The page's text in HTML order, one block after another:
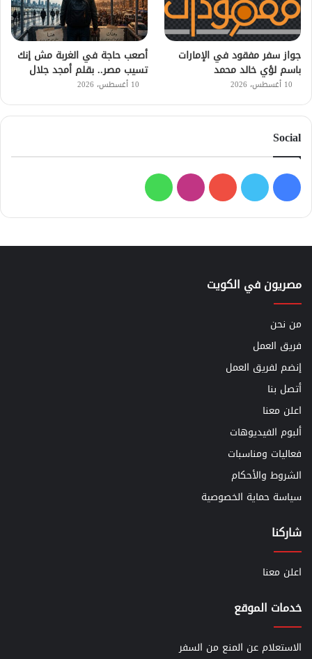
جواز سفر مفقود في الإمارات
باسم لؤي خالد محمد
10 أغسطس، 2026
أصعب حاجة في الغربة مش إنك
تسيب مصر.. بقلم أمجد جلال
10 أغسطس، 2026
Social
فيسبوك
تويتر يوتيوبانستقرامواتساب
مصريون في الكويت
من نحن
فريق العمل
إنضم لفريق العمل
أتصل بنا
اعلن معنا
ألبوم الفيديوهات
فعاليات ومناسبات
الشروط والأحكام
سياسة حماية الخصوصية
شاركنا
اعلن معنا
خدمات الموقع
الاستعلام عن المنع من السفر